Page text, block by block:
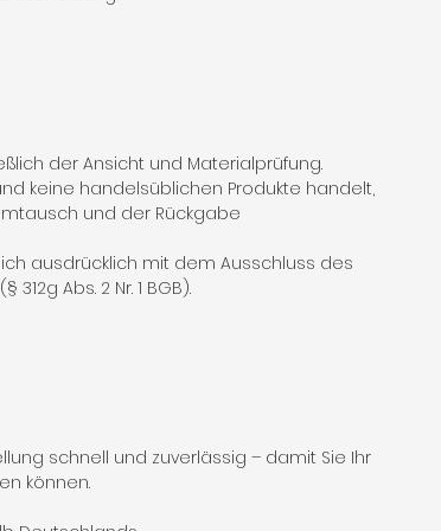
der Ansicht und Materialprüfung.
keine handelsüblichen Produkte handelt,
und der Rückgabe
ausdrücklich mit dem Ausschluss des
Abs. 2 Nr. 1 BGB).
schnell und zuverlässig – damit Sie Ihr
können.